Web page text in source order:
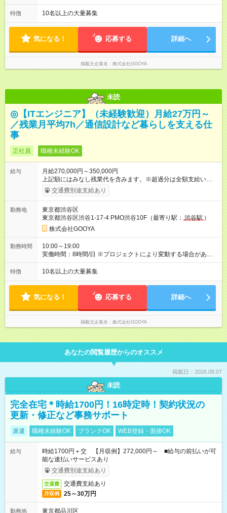
す ※データセンター勤務など、一部夜勤プロジェクトあり ＼基
本的に定時退社！／ 残業は、月平均7時間。仕事終わりは、友だ
り、ジムに通ってみたり。思う存分、自分の時間を楽しめま
す！
特徴 10名以上の大量募集
気になる！ 応募する 詳細へ
掲載元企業名 株式会社GOOYA
未読
◎【ITエンジニア】（未経験歓迎）月給27万円～
／残業月平均7h／通信設計など暮らしを支える仕
事
正社員 職種未経験OK
給与
月給270,000円～350,000円
上記額にはみなし残業代を含みます。※超過分は全額支給いたし
ます。 みなし残業代 28,134円 ～ 36,368円／月 みなし残業時
間 15時間／月 ■入社者コメント* 社会人1年目でも、「このまま
も安心の研修制度と、寄り添うラウンダーのサポートで、未経
験からの挑戦を応援します。 【試用期間】試用期間あり 試用期
間の長さ：6ヶ月 雇用形態、給与は本採用時と同じです。 3ヶ月
～最大6ヶ月の試用期間があります。
交通費別途支給あり
勤務地
東京都渋谷区
東京都渋谷区渋谷1-17-4 PMO渋谷10F（最寄り駅： 渋谷駅 ）
株式会社GOOYA
勤務時間
10:00～19:00
実働時間：8時間/日 ※プロジェクトにより変動する場合がありま
す ※サーバー運用監視など、一部夜勤プロジェクトあり ＼基本
的に定時退社！／ 残業は、月平均7時間。仕事終わりは、友だち
ジムに通ってみたり。思う存分、自分の時間を楽しめます！
特徴 10名以上の大量募集
気になる！ 応募する 詳細へ
掲載元企業名 株式会社GOOYA
あなたの閲覧履歴からのオススメ
掲載日：2026.08.07
未読
完全在宅＊時給1700円！16時定時！契約状況の
更新・修正など事務サポート
派遣 職種未経験OK ブランクOK WEB登録・面接OK
給与
時給1700円＋交 【月収例】272,000円～ ■給与の前払いが可
能な速払いサービスあり
交通費別途支給あり
交通費 交通費支給あり
月収例 25～30万円
勤務地 東京都品川区